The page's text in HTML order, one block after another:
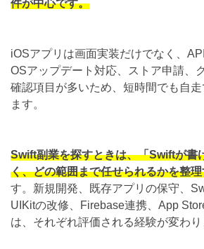
件が中心です。
iOSアプリは画面実装だけでなく、
OSアップデート対応、ストア申請、
確認項目が多いため、短時間でも自
ます。
Swift副業を探すときは、「Swiftが書
く、どの範囲まで任せられるかを整
す。新規開発、既存アプリの保守、
UIKitの改修、Firebase連携、App
は、それぞれ評価される経験が変わり